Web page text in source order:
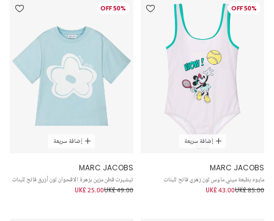
50% OFF
إضافة سريعة
MARC JACOBS
مايوه بطبعة ميني ماوس لون زهري فاتح للبنات
UK£ 85.00
UK£ 43.00
50% OFF
إضافة سريعة
MARC JACOBS
تيشيرت قطن مزين بزهرة الاقحوان لون أزرق فاتح للبنات
UK£ 49.00
UK£ 25.00